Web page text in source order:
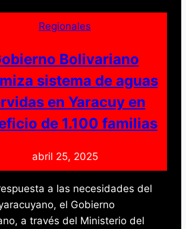
para
reconocer
su
participación
y
2024
Regionales
Bolivariano
sistema de aguas
en Yaracuy en
de 1.100 familias
abril 25, 2025
a las necesidades del
el Gobierno
a través del Ministerio del